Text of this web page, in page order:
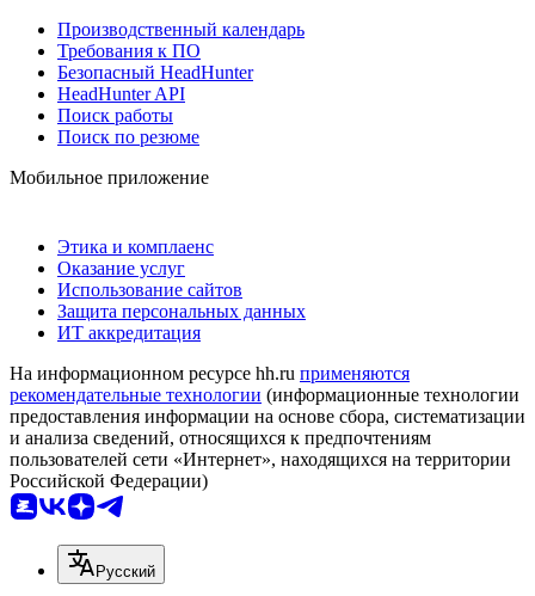
Производственный календарь
Требования к ПО
Безопасный HeadHunter
HeadHunter API
Поиск работы
Поиск по резюме
Мобильное приложение
Этика и комплаенс
Оказание услуг
Использование сайтов
Защита персональных данных
ИТ аккредитация
На информационном ресурсе hh.ru применяются
рекомендательные технологии (информационные технологии
предоставления информации на основе сбора, систематизации
и анализа сведений, относящихся к предпочтениям
пользователей сети «Интернет», находящихся на территории
Российской Федерации)
Русский